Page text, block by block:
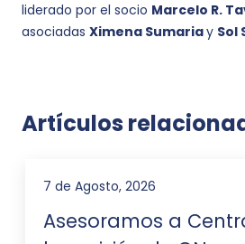
liderado por el socio Marcelo R.
asociadas Ximena Sumariay Sol
Artículos
7 de Agosto, 2026
Asesoramos a